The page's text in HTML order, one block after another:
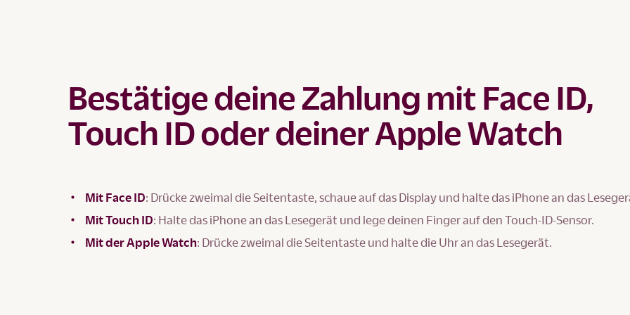
Bestätige deine Zahlung mit Face ID,
Touch ID oder deiner Apple Watch
Mit Face ID: Drücke zweimal die Seitentaste, schaue auf das Display und halte das iPhone an das
Mit Touch ID: Halte das iPhone an das Lesegerät und lege deinen Finger auf den Touch-ID-Sensor.
Mit der Apple Watch: Drücke zweimal die Seitentaste und halte die Uhr an das Lesegerät.